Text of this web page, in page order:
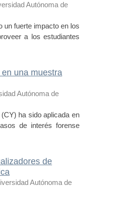
Autónoma de
un fuerte impacto en los
a los estudiantes
una muestra
Autónoma de
ha sido aplicada en
de interés forense
de
Autónoma de